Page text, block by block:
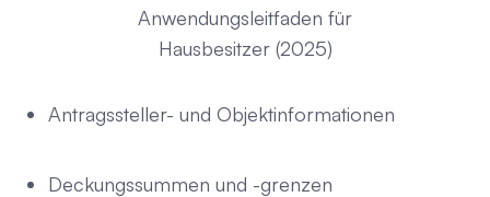
Anwendungsleitfaden für
Hausbesitzer (2025)
Antragssteller- und Objektinformationen
Deckungssummen und -grenzen